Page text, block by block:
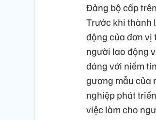
Đảng bộ cấp
Trước khi thành
động của đơn vị
người lao động
đáng với niềm
gương mẫu của
nghiệp phát
việc làm cho